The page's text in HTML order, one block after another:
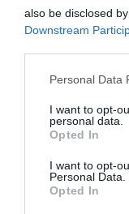
also be disclosed
Downstream
Personal Data
I want to opt-
personal data.
Opted In
I want to opt-
Personal Data.
Opted In
facilitar la
industrials,
jornades,
La jornada Fem
amb innovació i
la creació de